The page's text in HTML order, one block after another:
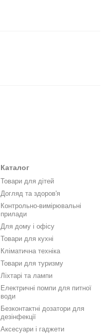
Каталог
Товари для дітей
Догляд та здоров'я
Контрольно-вимірювальні
прилади
Для дому і офісу
Товари для кухні
Кліматична техніка
Товари для туризму
Ліхтарі та лампи
Електричні помпи для питної
води
Безконтактні дозатори для
дезінфекції
Аксесуари і гаджети